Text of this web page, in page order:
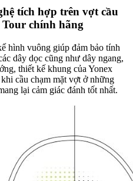
tích hợp trên vợt cầu
chính hãng
hình vuông giúp đảm bảo tính
dây dọc cũng như dây ngang,
thiết kế khung của Yonex
cầu chạm mặt vợt ở những
lại cảm giác đánh tốt nhất.